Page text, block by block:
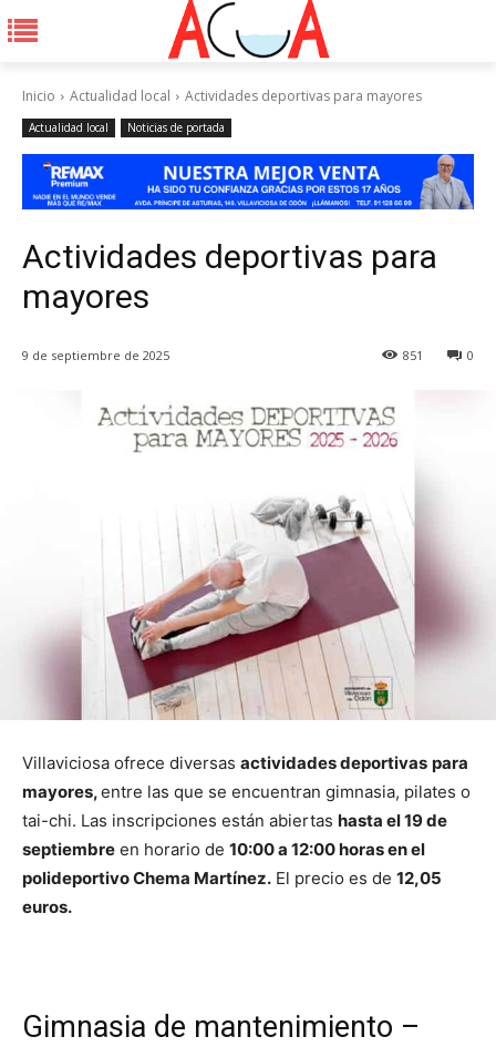
Inicio Actualidad local Actividades deportivas para mayores
Actualidad local Noticias de portada
Actividades deportivas para
mayores
9 de septiembre de 2025 0
851
Villaviciosa ofrece diversas actividades deportivas para
mayores,entre las que se encuentran gimnasia, pilates o
tai-chi. Las inscripciones están abiertas hasta el 19 de
septiembre en horario de 10:00 a 12:00 horas en el
polideportivo Chema Martínez. El precio es de 12,05
euros.
Gimnasia de mantenimiento –